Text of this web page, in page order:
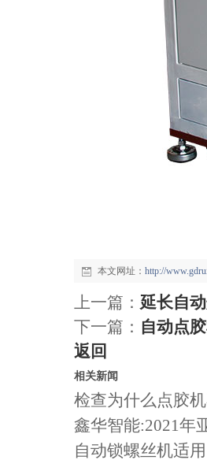
本文网址： http://
上一篇： 延长自
下一篇： 自动点
返回
相关新闻
检查为什么点胶
鑫华智能:2021年
自动锁螺丝机适